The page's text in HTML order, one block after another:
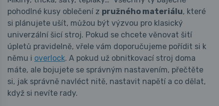
pohodlné kusy oblečení z pružného materiálu, které
si plánujete ušít, můžou být výzvou pro klasický
univerzální šicí stroj. Pokud se chcete věnovat šití
úpletů pravidelně, vřele vám doporučujeme pořídit si k
němu i overlock. A pokud už obnitkovací stroj doma
máte, ale bojujete se správným nastavením, přečtěte
si, jak správně navléct nitě, nastavit napětí a co dělat,
když si nevíte rady.